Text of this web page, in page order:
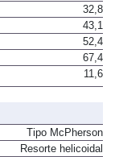
32,8
43,1
52,4
67,4
11,6
Tipo McPherson
Resorte helicoidal